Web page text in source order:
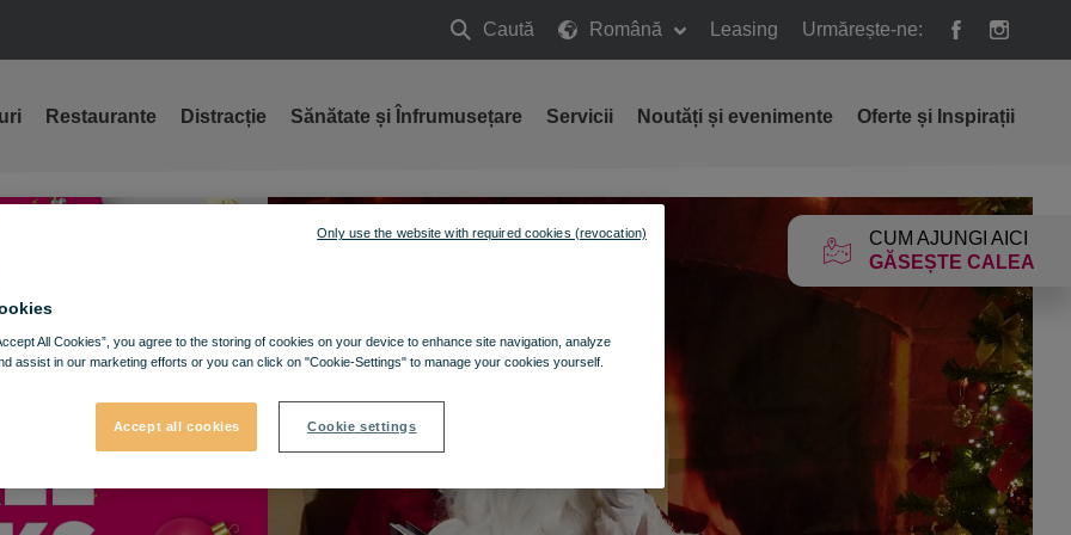
Caută
Caută
Română Leasing Urmărește-ne:
CUM AJUNGI AICI
GĂSEȘTE CALEA
Restaurante Distracție Sănătate și Înfrumusețare Servicii Noutăți și evenimente Oferte și Inspirații
All Cookies”, you agree to the storing of cookies on your device to enhance site navigation, analyze
assist in our marketing efforts or you can click on "Cookie-Settings" to manage your cookies yourself.
Accept all cookies Cookie settings
Only use the website with required cookies (revocation)